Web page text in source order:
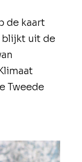
de kaart
blijkt uit de
Tweede